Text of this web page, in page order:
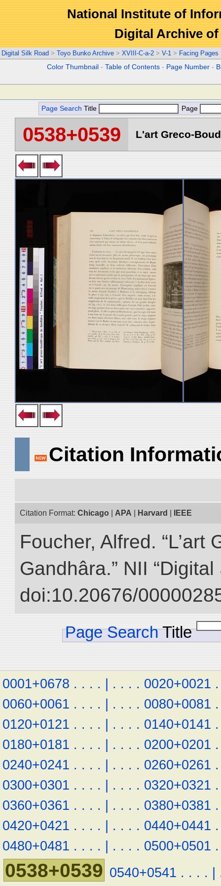
National Institute of
Digital Archive
Digital Silk Road > Toyo Bunko Archive > XVIII-C-a-2 > V-1 > Facing Pages
Color Thumbnail -Table of Contents - Page Number -
Page Search Title Page
0538+0539 L'art Greco-
Citation
Citation Format: Chicago APA Harvard IEEE
Foucher, Alfred.
Gandhâra.” NII
doi:10.20676/
Page Search Title
0001+0678 . . . . | . . . . 0020+0021 .
0060+0061 . . . . | . . . . 0080+0081 .
0120+0121 . . . . | . . . . 0140+0141 .
0180+0181 . . . . | . . . . 0200+0201 .
0240+0241 . . . . | . . . . 0260+0261 .
0300+0301 . . . . | . . . . 0320+0321 .
0360+0361 . . . . | . . . . 0380+0381 .
0420+0421 . . . . | . . . . 0440+0441 .
0480+0481 . . . . | . . . . 0500+0501 .
0538+0539 0540+0541 . . . . |